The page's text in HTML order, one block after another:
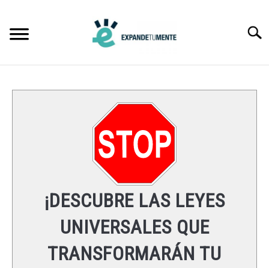
content
LEYES UNIVERSALES
RECURSOS
¡DESCUBRE LAS LEYES
UNIVERSALES QUE
TRANSFORMARÁN TU